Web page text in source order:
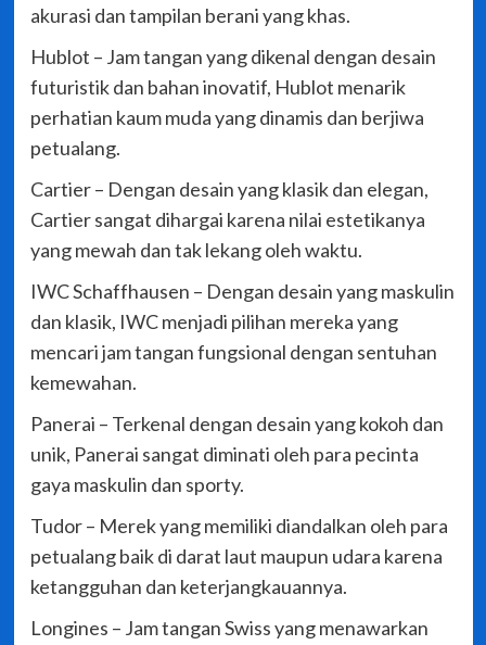
akurasi dan tampilan berani yang khas.
Hublot – Jam tangan yang dikenal dengan desain
futuristik dan bahan inovatif, Hublot menarik
perhatian kaum muda yang dinamis dan berjiwa
petualang.
Cartier – Dengan desain yang klasik dan elegan,
Cartier sangat dihargai karena nilai estetikanya
yang mewah dan tak lekang oleh waktu.
IWC Schaffhausen – Dengan desain yang maskulin
dan klasik, IWC menjadi pilihan mereka yang
mencari jam tangan fungsional dengan sentuhan
kemewahan.
Panerai – Terkenal dengan desain yang kokoh dan
unik, Panerai sangat diminati oleh para pecinta
gaya maskulin dan sporty.
Tudor – Merek yang memiliki diandalkan oleh para
petualang baik di darat laut maupun udara karena
ketangguhan dan keterjangkauannya.
Longines – Jam tangan Swiss yang menawarkan